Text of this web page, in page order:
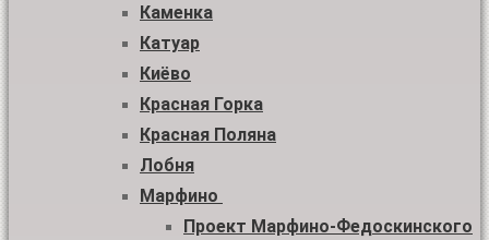
Каменка
Катуар
Киёво
Красная Горка
Красная Поляна
Лобня
Марфино
Проект Марфино-Федоскинского